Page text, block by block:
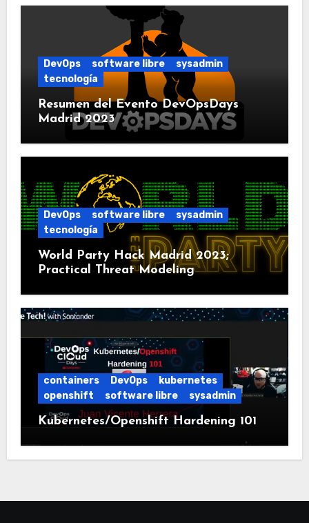
DevOps software libre
sysadmin
tecnología
Resumen del Evento DevOpsDays
Madrid 2023
DevOps software libre
sysadmin
tecnología
World Party Hack Madrid 2023;
Practical Threat Modeling
containers DevOps
kubernetes
openshift
software libre sysadmin
Kubernetes/Openshift Hardening 101